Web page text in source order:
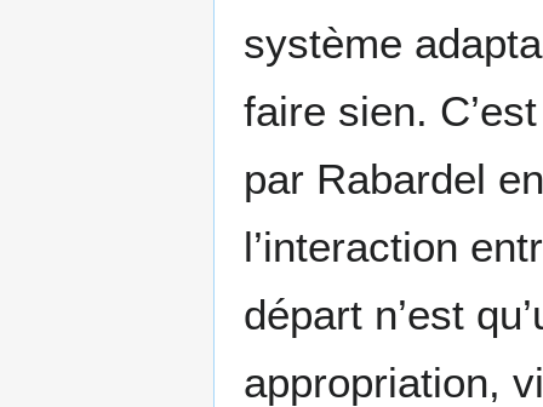
système
faire sien.
par Rabardel
l’interaction
départ n’est
appropriation,